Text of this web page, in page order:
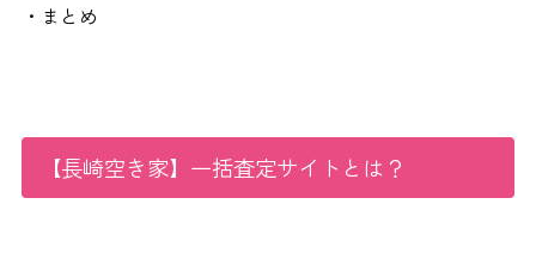
・まとめ
【長崎空き家】一括査定サイトとは？